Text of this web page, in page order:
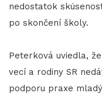
nedostatok
po skončení školy.
Peterková uviedla,
vecí a rodiny SR
podporu praxe